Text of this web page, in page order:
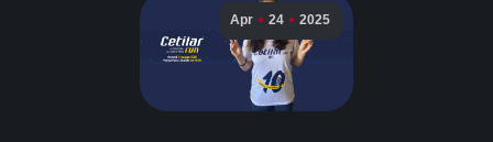
Apr 24 2025